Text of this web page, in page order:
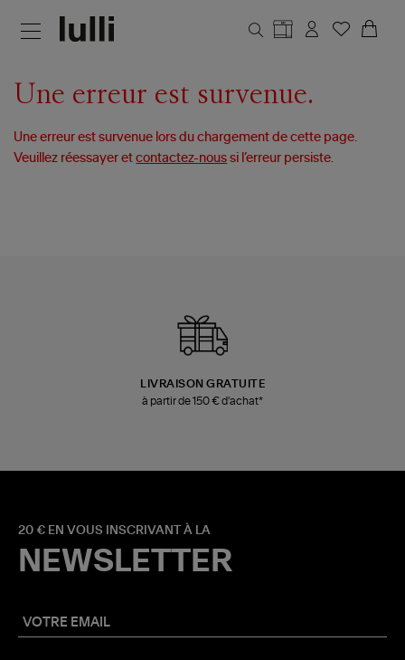
Une erreur est survenue.
Une erreur est survenue lors du chargement de cette page.
Veuillez réessayer etcontactez-nous si l’erreur persiste.
LIVRAISON GRATUITE
à partir de 150 € d'achat*
20 € EN VOUS INSCRIVANT À LA
NEWSLETTER